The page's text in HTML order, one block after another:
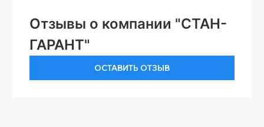
Отзывы о компании "СТАН-
ГАРАНТ"
ОСТАВИТЬ ОТЗЫВ